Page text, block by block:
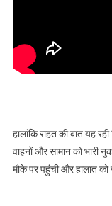
हालांकि राहत की बात यह
वाहनों और सामान को भारी
मौके पर पहुंची और हालात